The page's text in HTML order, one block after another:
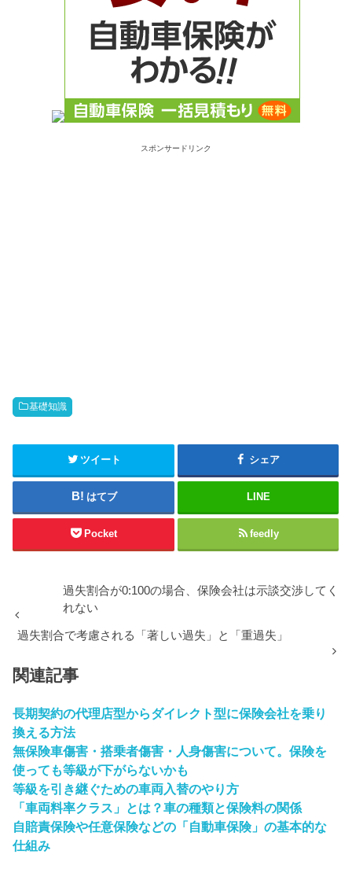
スポンサードリンク
基礎知識
ツイート シェア
はてブ LINE
Pocket feedly
過失割合が0:100の場合、保険会社は示談交渉してく
れない
過失割合で考慮される「著しい過失」と「重過失」
関連記事
長期契約の代理店型からダイレクト型に保険会社を乗り
換える方法
無保険車傷害・搭乗者傷害・人身傷害について。保険を
使っても等級が下がらないかも
等級を引き継ぐための車両入替のやり方
「車両料率クラス」とは？車の種類と保険料の関係
自賠責保険や任意保険などの「自動車保険」の基本的な
仕組み